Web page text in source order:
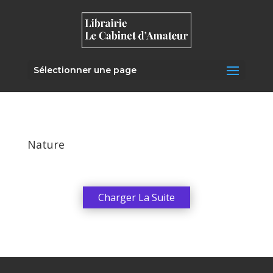
Sélectionner une page
Nature
Charger La Suite